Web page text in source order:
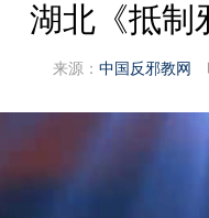
湖北《抵制
来源： 中国反邪教网